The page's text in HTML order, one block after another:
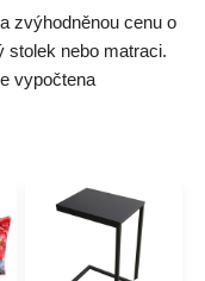
zvýhodněnou cenu o
stolek nebo matraci.
vypočtena